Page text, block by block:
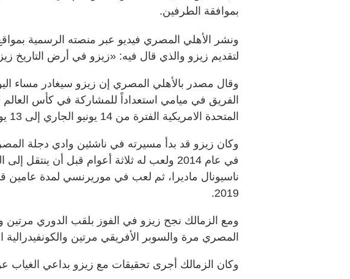
بموافقة الطرفين.
ونشر الأهلي المصري فيديو عبر منصته الرسمية
لتقديم زيزو والذي قال فيه: «زيزو في أرض التاريخ
وقال مصدر بالأهلي المصري إن زيزو سيغادر مساء
الفريق في ميامي استعداداً للمشاركة في كأس العالم
المتحدة الامريكية الفترة من 14 يونيو الجاري إلى 13 يوليو المقبل بمشاركة 32 فريقا.
وكان زيزو قد بدأ مسيرته في ناشئين وادي دجلة
في عام 2014 ولعب له ثلاثة أعوام قبل أن
ناسيونال ماديرا، ثم لعب في موريرنسي لمدة عامين
2019.
ومع الزمالك نجح زيزو في الفوز بلقب الدوري
المصري مرة والسوبر الأفريقي مرتين والكونفيدرالية
وكان الزمالك أجرى تحقيقات مع زيزو بداعي الغياب